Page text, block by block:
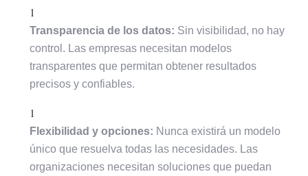
Transparencia de los datos: Sin visibilidad, no hay
control. Las empresas necesitan modelos
transparentes que permitan obtener resultados
precisos y confiables.
Flexibilidad y opciones: Nunca existirá un modelo
único que resuelva todas las necesidades. Las
organizaciones necesitan soluciones que puedan